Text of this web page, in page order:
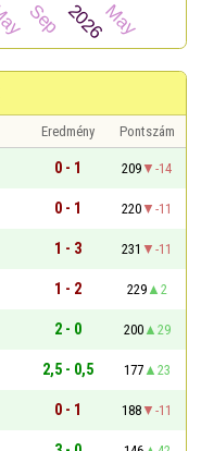
Eredmény
Pontszám
0 - 1 209
-14
0 - 1 220
-11
1 - 3 231
-11
1 - 2 229
2
2 - 0 200
29
2,5 - 0,5 177
23
0 - 1 188
-11